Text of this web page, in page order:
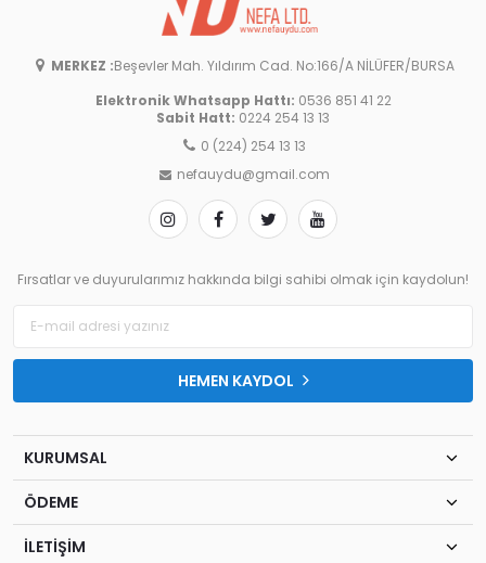
MERKEZ : Beşevler Mah. Yıldırım Cad. No:166/A NİLÜFER/BURSA
Elektronik Whatsapp Hattı: 0536 851 41 22
Sabit Hatt: 0224 254 13 13
0 (224) 254 13 13
nefauydu@gmail.com
Fırsatlar ve duyurularımız hakkında bilgi sahibi olmak için kaydolun!
HEMEN KAYDOL
KURUMSAL
ÖDEME
İLETİŞİM